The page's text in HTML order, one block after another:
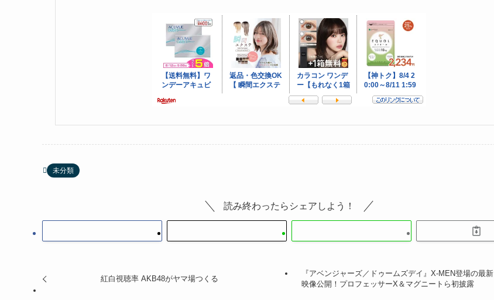
未分類
読み終わったらシェアしよう！
紅白視聴率 AKB48がヤマ場つくる
『アベンジャーズ／ドゥームズデイ』X-MEN登場の最新
映像公開！プロフェッサーX＆マグニートら初披露